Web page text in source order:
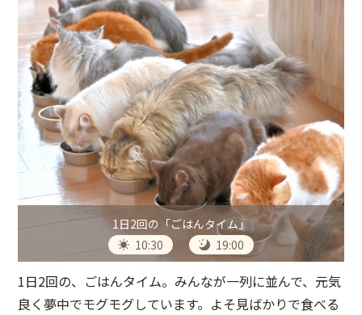
1日2回の「ごはんタイム」
10:30
19:00
1日2回の、ごはんタイム。みんなが一列に並んで、元気
良く夢中でモグモグしています。よそ見ばかりで食べる